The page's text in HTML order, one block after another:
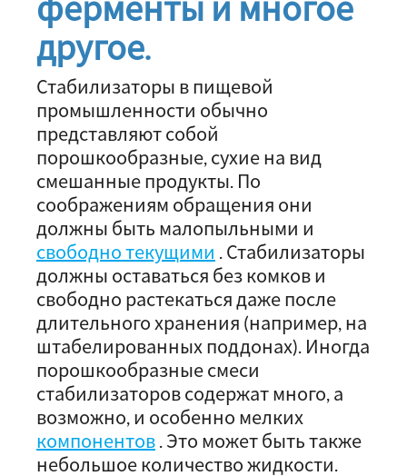
ферменты и многое
другое.
Стабилизаторы в пищевой
промышленности обычно
представляют собой
порошкообразные, сухие на вид
смешанные продукты. По
соображениям обращения они
должны быть малопыльными и
свободно текущими . Стабилизаторы
должны оставаться без комков и
свободно растекаться даже после
длительного хранения (например, на
штабелированных поддонах). Иногда
порошкообразные смеси
стабилизаторов содержат много, а
возможно, и особенно мелких
компонентов . Это может быть также
небольшое количество жидкости.